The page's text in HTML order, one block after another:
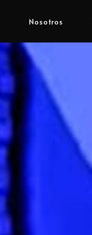
Nosotros